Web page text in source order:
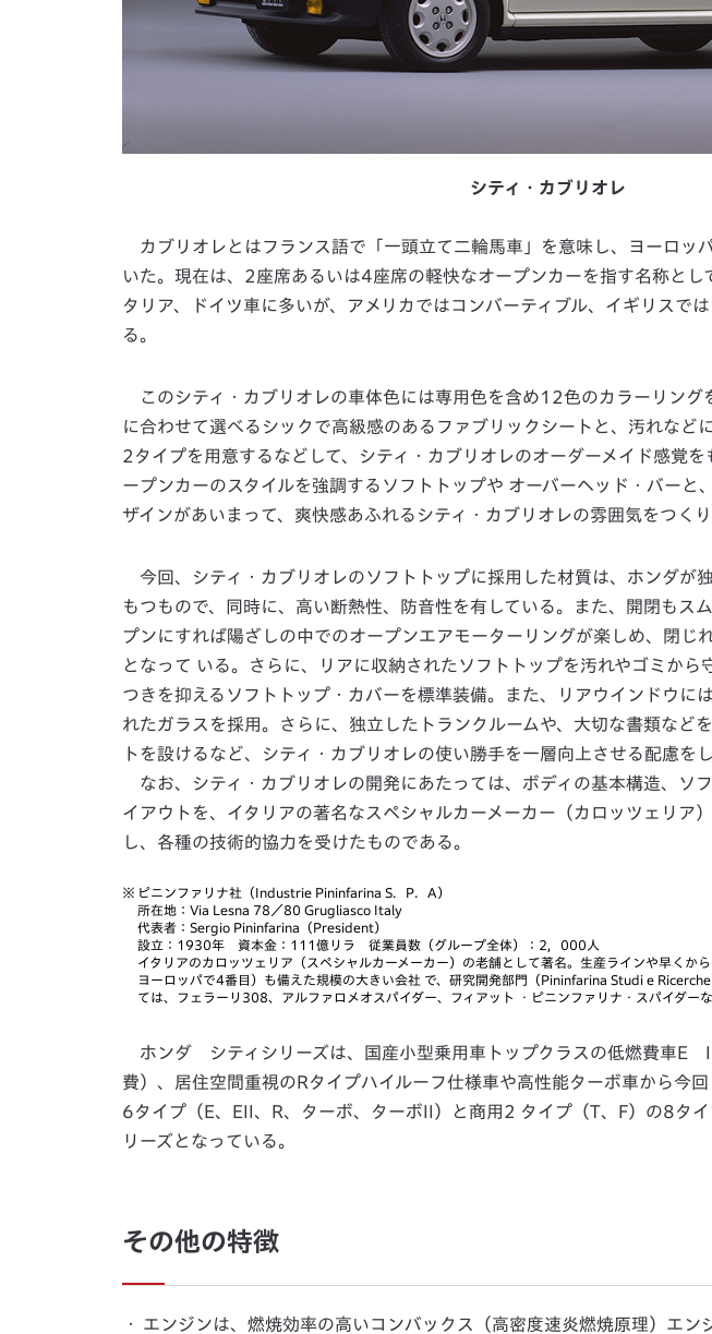
シティ・カブリオレ
カブリオレとはフランス語で「一頭立て二輪馬車」を意味し、ヨーロッ
いた。現在は、2座席あるいは4座席の軽快なオープンカーを指す名称とし
タリア、ドイツ車に多いが、アメリカではコンバーティブル、イギリスで
る。
このシティ・カブリオレの車体色には専用色を含め12色のカラーリング
に合わせて選べるシックで高級感のあるファブリックシートと、汚れなど
2タイプを用意するなどして、シティ・カブリオレのオーダーメイド感覚
ープンカーのスタイルを強調するソフトトップや オーバーヘッド・バーと
ザインがあいまって、爽快感あふれるシティ・カブリオレの雰囲気をつくり
今回、シティ・カブリオレのソフトトップに採用した材質は、ホンダが
もつもので、同時に、高い断熱性、防音性を有している。また、開閉もス
プンにすれば陽ざしの中でのオープンエアモーターリングが楽しめ、閉じ
となって いる。さらに、リアに収納されたソフトトップを汚れやゴミから
つきを抑えるソフトトップ・カバーを標準装備。また、リアウインドウに
れたガラスを採用。さらに、独立したトランクルームや、大切な書類など
トを設けるなど、シティ・カブリオレの使い勝手を一層向上させる配慮をし
なお、シティ・カブリオレの開発にあたっては、ボディの基本構造、ソ
イアウトを、イタリアの著名なスペシャルカーメーカー（カロッツェリア
し、各種の技術的協力を受けたものである。
※ ピニンファリナ社（Industrie Pininfarina S．P．A）
所在地：Via Lesna 78／80 Grugliasco Italy
代表者：Sergio Pininfarina（President）
設立：1930年 資本金：111億リラ 従業員数（グループ全体）：2，000人
イタリアのカロッツェリア（スペシャルカーメーカー）の老舗として著名。生産ラインや早くか
ヨーロッパで4番目）も備えた規模の大きい会社 で、研究開発部門（Pininfarina Studi e
ては、フェラーリ308、アルファロメオスパイダー、フィアット ・ピニンファリナ・スパイダーな
ホンダ シティシリーズは、国産小型乗用車トップクラスの低燃費車
費）、居住空間重視のRタイプハイルーフ仕様車や高性能ターボ車から今
6タイプ（E、EII、R、ターボ、ターボII）と商用2 タイプ（T、F）の8タ
リーズとなっている。
その他の特徴
・
エンジンは、燃焼効率の高いコンバックス（高密度速炎燃焼原理）エン